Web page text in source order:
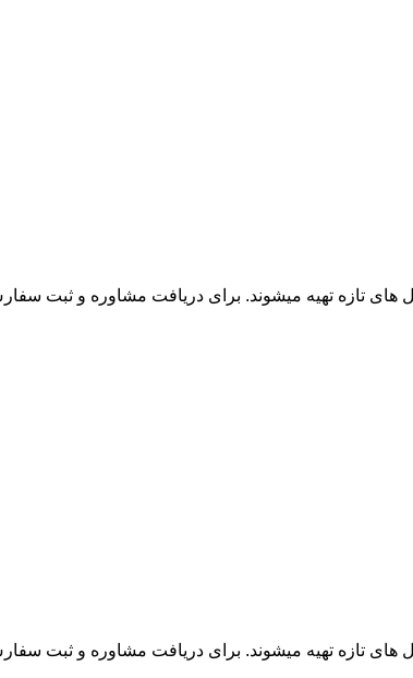
های تازه تهیه میشوند. برای دریافت مشاوره و ثبت
های تازه تهیه میشوند. برای دریافت مشاوره و ثبت